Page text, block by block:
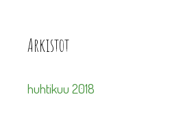
Arkistot
huhtikuu 2018